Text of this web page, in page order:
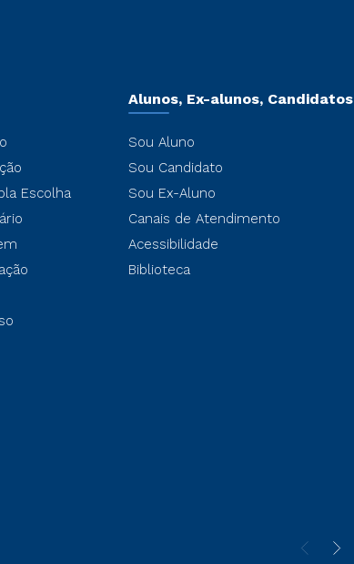
Escolha
Alunos, Ex-alunos, Candidatos
Sou Aluno
Sou Candidato
Sou Ex-Aluno
Canais de Atendimento
Acessibilidade
Biblioteca